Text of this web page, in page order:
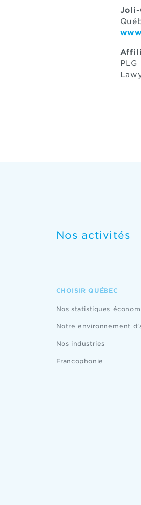
Joli-
Nos activités
CHOISIR QUÉBEC
Nos statistiques
Notre environnement
Nos industries
Francophonie